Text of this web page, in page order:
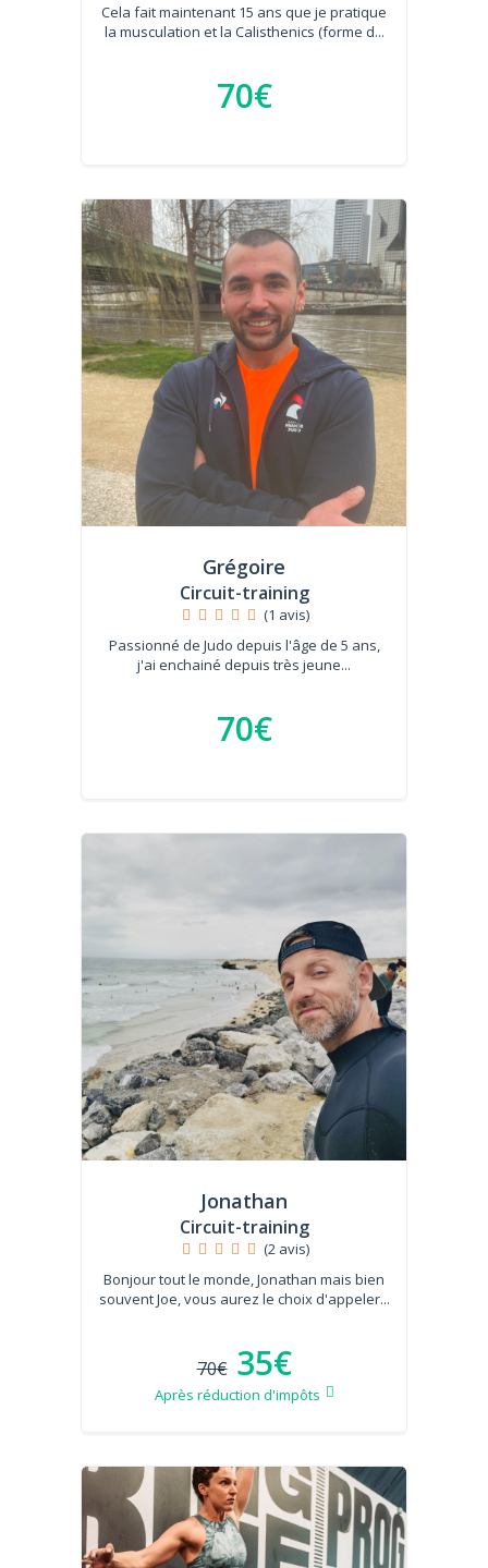
Cela fait maintenant 15 ans que je pratique
la musculation et la Calisthenics (forme d...
70€
Grégoire
Circuit-training
(1 avis)
Passionné de Judo depuis l'âge de 5 ans,
j'ai enchainé depuis très jeune...
70€
Jonathan
Circuit-training
(2 avis)
Bonjour tout le monde, Jonathan mais bien
souvent Joe, vous aurez le choix d'appeler...
70€ 35€
Après réduction d'impôts